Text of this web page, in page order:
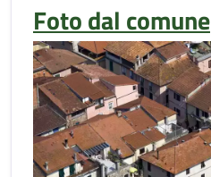
Foto dal comune